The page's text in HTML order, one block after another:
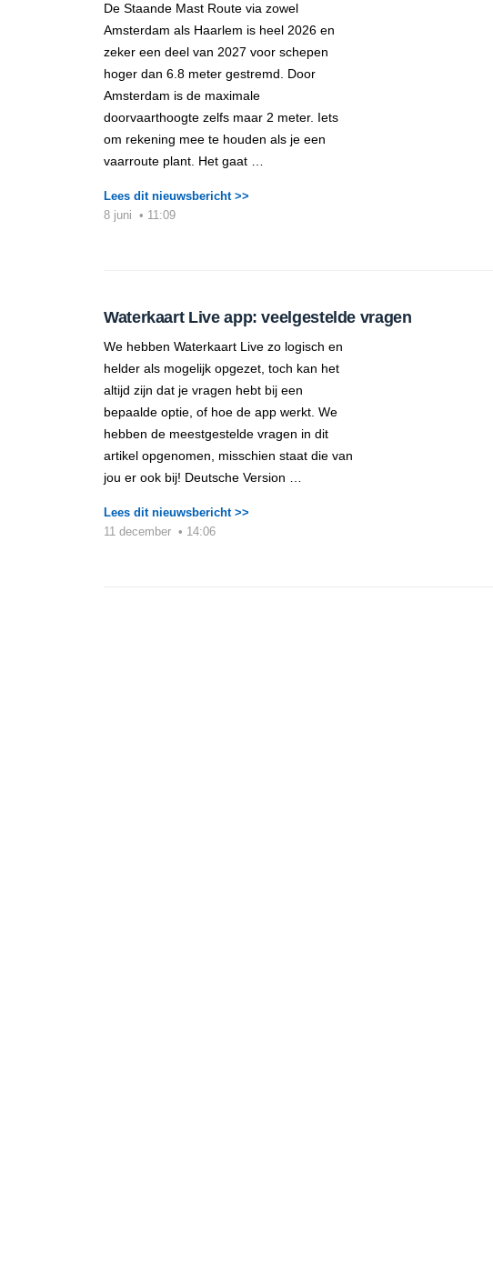
De Staande Mast Route via zowel
Amsterdam als Haarlem is heel 2026 en
zeker een deel van 2027 voor schepen
hoger dan 6.8 meter gestremd. Door
Amsterdam is de maximale
doorvaarthoogte zelfs maar 2 meter. Iets
om rekening mee te houden als je een
vaarroute plant. Het gaat …
Lees dit nieuwsbericht >>
8 juni • 11:09
Waterkaart Live app: veelgestelde vragen
We hebben Waterkaart Live zo logisch en
helder als mogelijk opgezet, toch kan het
altijd zijn dat je vragen hebt bij een
bepaalde optie, of hoe de app werkt. We
hebben de meestgestelde vragen in dit
artikel opgenomen, misschien staat die van
jou er ook bij! Deutsche Version …
Lees dit nieuwsbericht >>
11 december • 14:06